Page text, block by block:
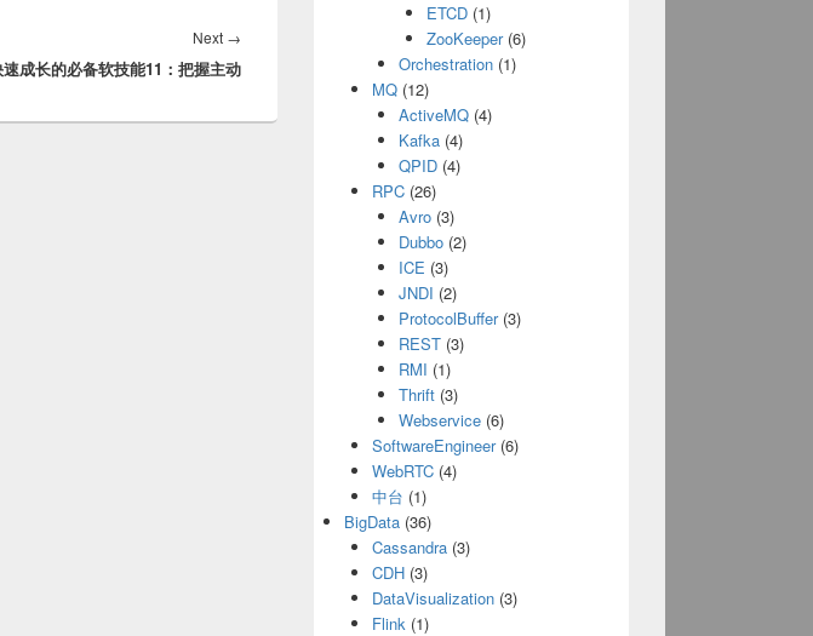
Next →
post:
成长的必备软技能11：把握主动
ETCD(1)
ZooKeeper(6)
Orchestration (1)
MQ(12)
ActiveMQ (4)
Kafka (4)
QPID (4)
RPC(26)
Avro (3)
Dubbo (2)
ICE (3)
JNDI (2)
ProtocolBuffer(3)
REST (3)
RMI (1)
Thrift (3)
Webservice (6)
SoftwareEngineer(6)
WebRTC(4)
中台 (1)
BigData (36)
Cassandra(3)
CDH(3)
DataVisualization(3)
Flink(1)